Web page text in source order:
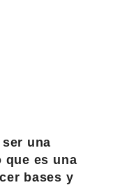
una
es una
bases y